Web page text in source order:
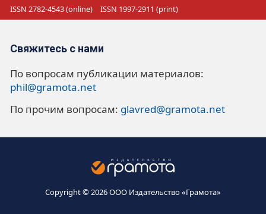
ISSN 2782-4543 (online) ISSN 1997-2911 (print)
Свяжитесь с нами
По вопросам публикации материалов:
phil@gramota.net
По прочим вопросам: glavred@gramota.net
Copyright © 2026 ООО Издательство «Грамота»